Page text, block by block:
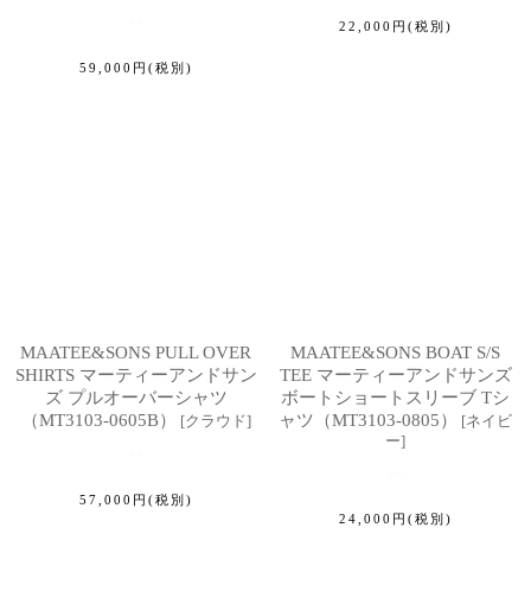
59,000 円 (税別)
22,000 円 (税別)
MAATEE&SONS PULL OVER
SHIRTS マーティーアンドサン
ズ プルオーバーシャツ
（MT3103-0605B）
[クラウド]
57,000 円 (税別)
MAATEE&SONS BOAT S/S
TEE マーティーアンドサンズ
ボートショートスリーブ Tシ
ャツ（MT3103-0805）
[ネイビ
ー]
24,000 円 (税別)